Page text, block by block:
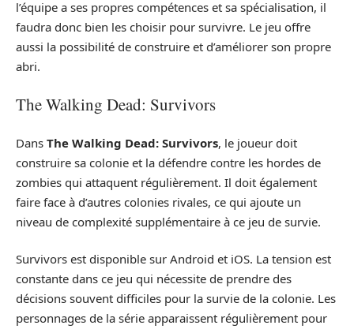
l’équipe a ses propres compétences et sa spécialisation, il
faudra donc bien les choisir pour survivre. Le jeu offre
aussi la possibilité de construire et d’améliorer son propre
abri.
The Walking Dead: Survivors
Dans The Walking Dead: Survivors, le joueur doit
construire sa colonie et la défendre contre les hordes de
zombies qui attaquent régulièrement. Il doit également
faire face à d’autres colonies rivales, ce qui ajoute un
niveau de complexité supplémentaire à ce jeu de survie.
Survivors est disponible sur Android et iOS. La tension est
constante dans ce jeu qui nécessite de prendre des
décisions souvent difficiles pour la survie de la colonie. Les
personnages de la série apparaissent régulièrement pour